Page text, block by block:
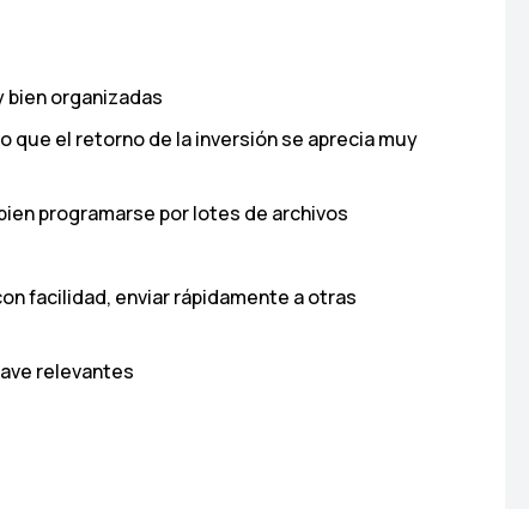
organizadas
que el retorno de la inversión se aprecia muy
programarse por lotes de archivos
facilidad, enviar rápidamente a otras
relevantes